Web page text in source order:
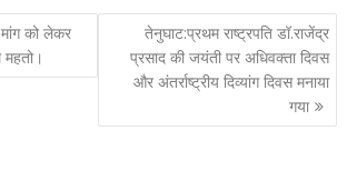
को लेकर
तेनुघाट:प्रथम राष्ट्रपति डॉ.राजेंद्र
प्रसाद की जयंती पर अधिवक्ता दिवस
और अंतर्राष्ट्रीय दिव्यांग दिवस मनाया
गया